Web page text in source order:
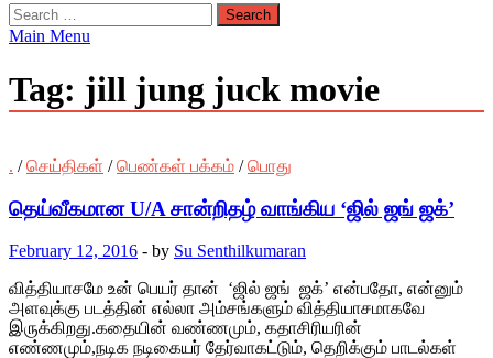
Search
for:
Main Menu
Tag: jill jung juck movie
. /செய்திகள் /பெண்கள் பக்கம் /பொது
தெய்வீகமான U/A சான்றிதழ் வாங்கிய ‘ஜில் ஜங் ஜக்’
February 12, 2016 - by Su Senthilkumaran
வித்தியாசமே உன் பெயர் தான் ‘ஜில் ஜங் ஜக்’ என்பதோ, என்னும்
அளவுக்கு படத்தின் எல்லா அம்சங்களும் வித்தியாசமாகவே
இருக்கிறது.கதையின் வண்ணமும், கதாசிரியரின்
எண்ணமும்,நடிக நடிகையர் தேர்வாகட்டும், தெறிக்கும் பாடல்கள்